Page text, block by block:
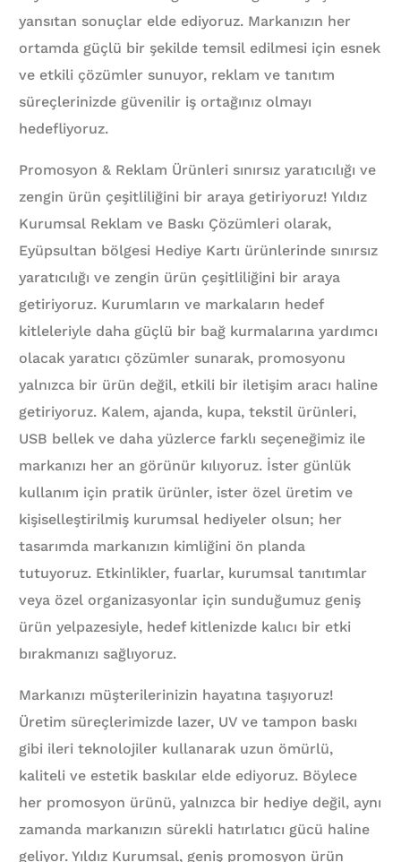
yansıtan sonuçlar elde ediyoruz. Markanızın her
ortamda güçlü bir şekilde temsil edilmesi için esnek
ve etkili çözümler sunuyor, reklam ve tanıtım
süreçlerinizde güvenilir iş ortağınız olmayı
hedefliyoruz.
Promosyon & Reklam Ürünleri sınırsız yaratıcılığı ve
zengin ürün çeşitliliğini bir araya getiriyoruz! Yıldız
Kurumsal Reklam ve Baskı Çözümleri olarak,
Eyüpsultan bölgesi Hediye Kartı ürünlerinde sınırsız
yaratıcılığı ve zengin ürün çeşitliliğini bir araya
getiriyoruz. Kurumların ve markaların hedef
kitleleriyle daha güçlü bir bağ kurmalarına yardımcı
olacak yaratıcı çözümler sunarak, promosyonu
yalnızca bir ürün değil, etkili bir iletişim aracı haline
getiriyoruz. Kalem, ajanda, kupa, tekstil ürünleri,
USB bellek ve daha yüzlerce farklı seçeneğimiz ile
markanızı her an görünür kılıyoruz. İster günlük
kullanım için pratik ürünler, ister özel üretim ve
kişiselleştirilmiş kurumsal hediyeler olsun; her
tasarımda markanızın kimliğini ön planda
tutuyoruz. Etkinlikler, fuarlar, kurumsal tanıtımlar
veya özel organizasyonlar için sunduğumuz geniş
ürün yelpazesiyle, hedef kitlenizde kalıcı bir etki
bırakmanızı sağlıyoruz.
Markanızı müşterilerinizin hayatına taşıyoruz!
Üretim süreçlerimizde lazer, UV ve tampon baskı
gibi ileri teknolojiler kullanarak uzun ömürlü,
kaliteli ve estetik baskılar elde ediyoruz. Böylece
her promosyon ürünü, yalnızca bir hediye değil, aynı
zamanda markanızın sürekli hatırlatıcı gücü haline
geliyor. Yıldız Kurumsal, geniş promosyon ürün